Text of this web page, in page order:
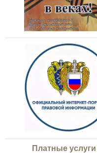
Платные услуги